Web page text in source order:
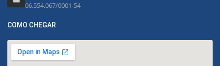
06.554.067/0001-54
COMO CHEGAR